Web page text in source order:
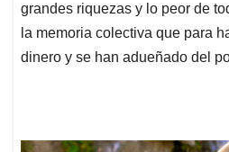
grandes riquezas y lo peor de
la memoria colectiva que para
dinero y se han adueñado del